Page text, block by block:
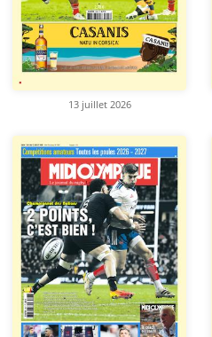
13 juillet 2026